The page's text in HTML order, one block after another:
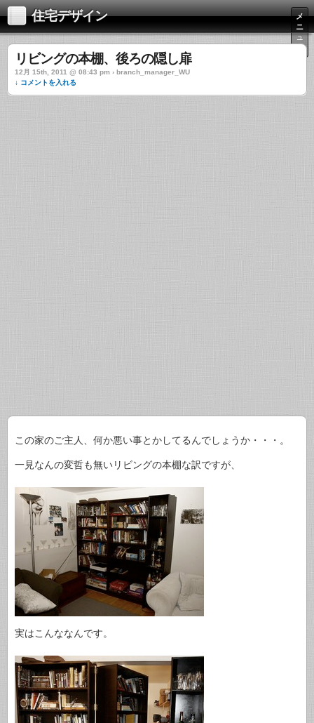
住宅デザイン
メ
ニ
ュ
ー
リビングの本棚、後ろの隠し扉
12月 15th, 2011 @ 08:43 pm › branch_manager_WU
↓ コメントを入れる
この家のご主人、何か悪い事とかしてるんでしょうか・・・。
一見なんの変哲も無いリビングの本棚な訳ですが、
実はこんななんです。